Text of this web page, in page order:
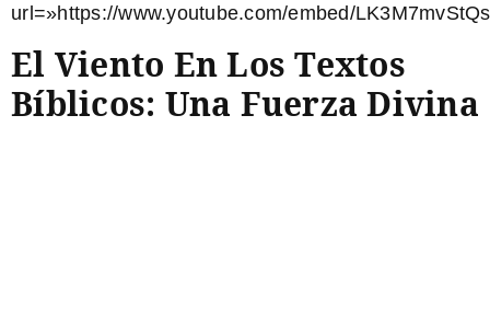
url=»https://www.youtube.com/embed/
El Viento En Los Textos
Bíblicos: Una Fuerza Divina